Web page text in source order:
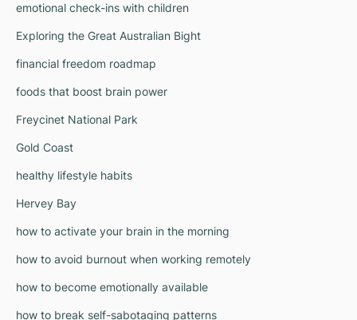
emotional check-ins with children
Exploring the Great Australian Bight
financial freedom roadmap
foods that boost brain power
Freycinet National Park
Gold Coast
healthy lifestyle habits
Hervey Bay
how to activate your brain in the morning
how to avoid burnout when working remotely
how to become emotionally available
how to break self-sabotaging patterns